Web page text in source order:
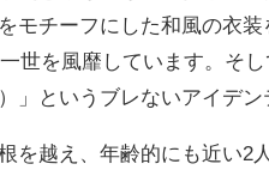
モチーフにした和風の衣
世を風靡しています。そ
」というブレないアイデ
を越え、年齢的にも近い2